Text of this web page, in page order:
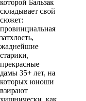
которой Бальзак
складывает свой
сюжет:
провинциальная
затхлость,
жаднейшие
старики,
прекрасные
дамы 35+ лет, на
которых юноши
взирают